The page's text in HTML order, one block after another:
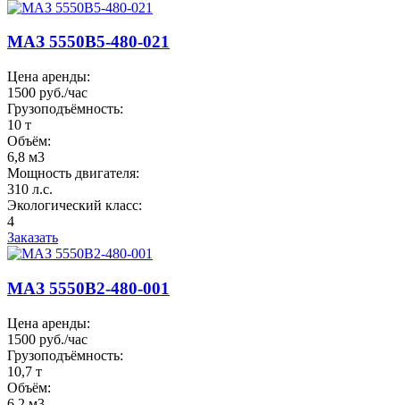
МАЗ 5550B5-480-021
Цена аренды:
1500 руб./час
Грузоподъёмность:
10 т
Объём:
6,8 м3
Мощность двигателя:
310 л.с.
Экологический класс:
4
Заказать
МАЗ 5550B2-480-001
Цена аренды:
1500 руб./час
Грузоподъёмность:
10,7 т
Объём: